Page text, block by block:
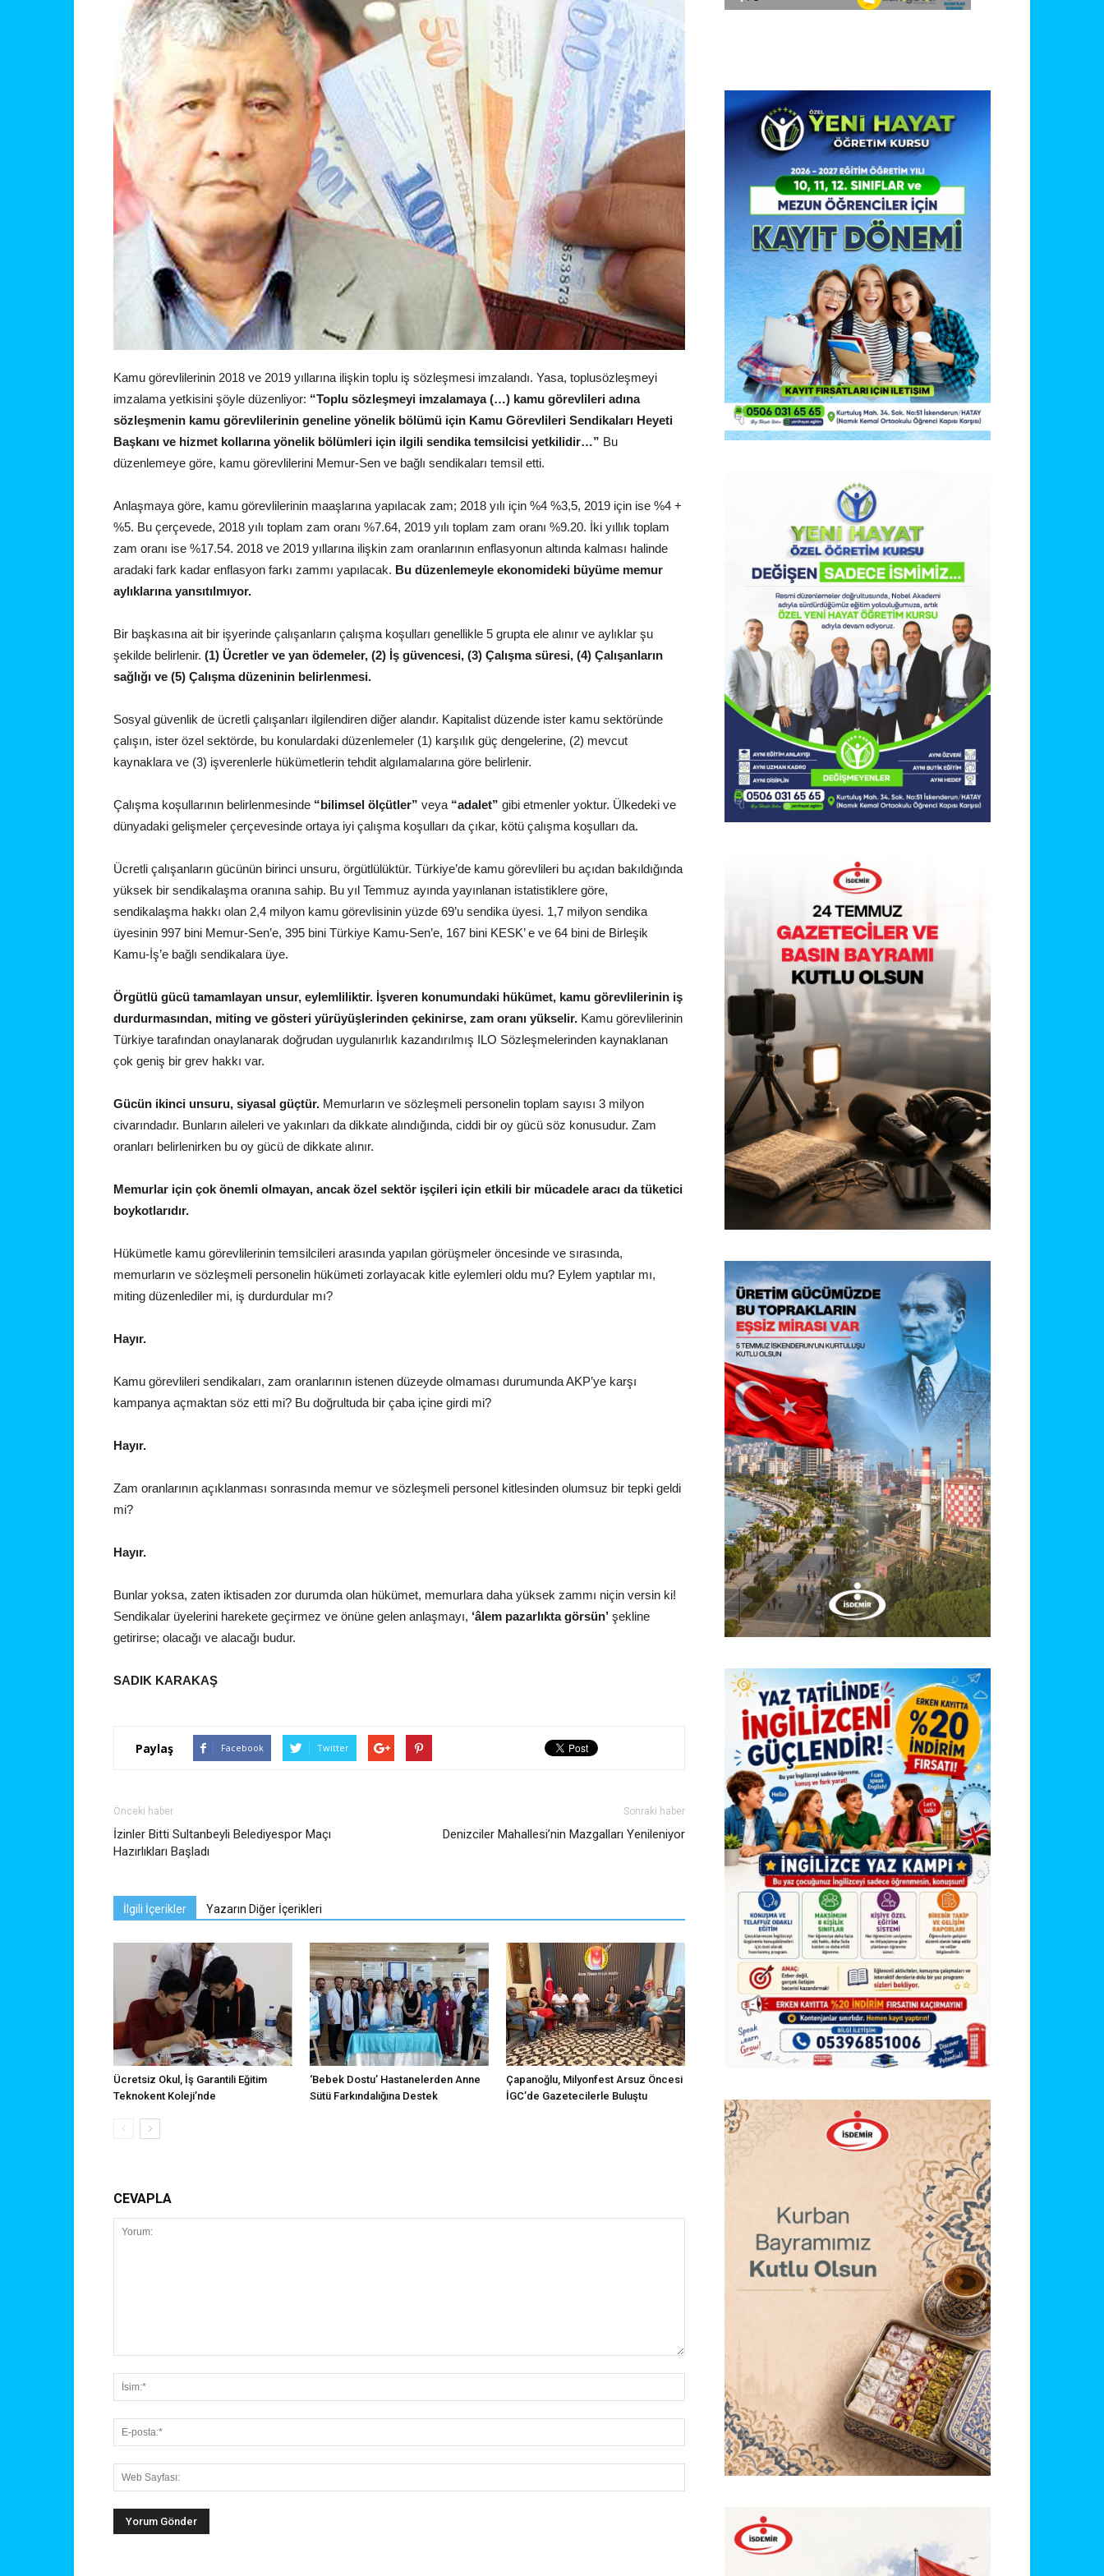
Kamu görevlilerinin 2018 ve 2019 yıllarına ilişkin toplu iş sözleşmesi imzalandı. Yasa, toplusözleşmeyi
imzalama yetkisini şöyle düzenliyor: “Toplu sözleşmeyi imzalamaya (…) kamu görevlileri adına
sözleşmenin kamu görevlilerinin geneline yönelik bölümü için Kamu Görevlileri Sendikaları Heyeti
Başkanı ve hizmet kollarına yönelik bölümleri için ilgili sendika temsilcisi yetkilidir…” Bu
düzenlemeye göre, kamu görevlilerini Memur-Sen ve bağlı sendikaları temsil etti.
Anlaşmaya göre, kamu görevlilerinin maaşlarına yapılacak zam; 2018 yılı için %4 %3,5, 2019 için ise %4 +
%5. Bu çerçevede, 2018 yılı toplam zam oranı %7.64, 2019 yılı toplam zam oranı %9.20. İki yıllık toplam
zam oranı ise %17.54. 2018 ve 2019 yıllarına ilişkin zam oranlarının enflasyonun altında kalması halinde
aradaki fark kadar enflasyon farkı zammı yapılacak. Bu düzenlemeyle ekonomideki büyüme memur
aylıklarına yansıtılmıyor.
Bir başkasına ait bir işyerinde çalışanların çalışma koşulları genellikle 5 grupta ele alınır ve aylıklar şu
şekilde belirlenir. (1) Ücretler ve yan ödemeler, (2) İş güvencesi, (3) Çalışma süresi, (4) Çalışanların
sağlığı ve (5) Çalışma düzeninin belirlenmesi.
Sosyal güvenlik de ücretli çalışanları ilgilendiren diğer alandır. Kapitalist düzende ister kamu sektöründe
çalışın, ister özel sektörde, bu konulardaki düzenlemeler (1) karşılık güç dengelerine, (2) mevcut
kaynaklara ve (3) işverenlerle hükümetlerin tehdit algılamalarına göre belirlenir.
Çalışma koşullarının belirlenmesinde “bilimsel ölçütler” veya “adalet” gibi etmenler yoktur. Ülkedeki ve
dünyadaki gelişmeler çerçevesinde ortaya iyi çalışma koşulları da çıkar, kötü çalışma koşulları da.
Ücretli çalışanların gücünün birinci unsuru, örgütlülüktür. Türkiye’de kamu görevlileri bu açıdan bakıldığında
yüksek bir sendikalaşma oranına sahip. Bu yıl Temmuz ayında yayınlanan istatistiklere göre,
sendikalaşma hakkı olan 2,4 milyon kamu görevlisinin yüzde 69’u sendika üyesi. 1,7 milyon sendika
üyesinin 997 bini Memur-Sen’e, 395 bini Türkiye Kamu-Sen’e, 167 bini KESK’ e ve 64 bini de Birleşik
Kamu-İş’e bağlı sendikalara üye.
Örgütlü gücü tamamlayan unsur, eylemliliktir. İşveren konumundaki hükümet, kamu görevlilerinin iş
durdurmasından, miting ve gösteri yürüyüşlerinden çekinirse, zam oranı yükselir. Kamu görevlilerinin
Türkiye tarafından onaylanarak doğrudan uygulanırlık kazandırılmış ILO Sözleşmelerinden kaynaklanan
çok geniş bir grev hakkı var.
Gücün ikinci unsuru, siyasal güçtür. Memurların ve sözleşmeli personelin toplam sayısı 3 milyon
civarındadır. Bunların aileleri ve yakınları da dikkate alındığında, ciddi bir oy gücü söz konusudur. Zam
oranları belirlenirken bu oy gücü de dikkate alınır.
Memurlar için çok önemli olmayan, ancak özel sektör işçileri için etkili bir mücadele aracı da tüketici
boykotlarıdır.
Hükümetle kamu görevlilerinin temsilcileri arasında yapılan görüşmeler öncesinde ve sırasında,
memurların ve sözleşmeli personelin hükümeti zorlayacak kitle eylemleri oldu mu? Eylem yaptılar mı,
miting düzenlediler mi, iş durdurdular mı?
Hayır.
Kamu görevlileri sendikaları, zam oranlarının istenen düzeyde olmaması durumunda AKP’ye karşı
kampanya açmaktan söz etti mi? Bu doğrultuda bir çaba içine girdi mi?
Hayır.
Zam oranlarının açıklanması sonrasında memur ve sözleşmeli personel kitlesinden olumsuz bir tepki geldi
mi?
Hayır.
Bunlar yoksa, zaten iktisaden zor durumda olan hükümet, memurlara daha yüksek zammı niçin versin ki!
Sendikalar üyelerini harekete geçirmez ve önüne gelen anlaşmayı, ‘âlem pazarlıkta görsün’ şekline
getirirse; olacağı ve alacağı budur.
SADIK KARAKAŞ
Paylaş Facebook Twitter
Önceki haber
İzinler Bitti Sultanbeyli Belediyespor Maçı
Hazırlıkları Başladı
Sonraki haber
Denizciler Mahallesi’nin Mazgalları Yenileniyor
İlgili İçerikler Yazarın Diğer İçerikleri
Ücretsiz Okul, İş Garantili Eğitim
Teknokent Koleji’nde
‘Bebek Dostu’ Hastanelerden Anne
Sütü Farkındalığına Destek
Çapanoğlu, Milyonfest Arsuz Öncesi
İGC’de Gazetecilerle Buluştu
CEVAPLA